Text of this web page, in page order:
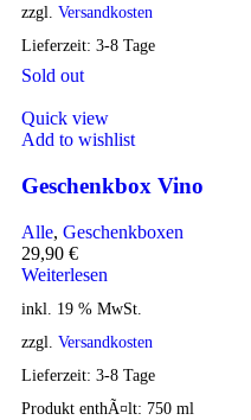
zzgl. Versandkosten
Lieferzeit: 3-8 Tage
Sold out
Quick view
Add to wishlist
Geschenkbox Vino
Alle, Geschenkboxen
29,90 €
Weiterlesen
inkl. 19 % MwSt.
zzgl. Versandkosten
Lieferzeit: 3-8 Tage
Produkt enthÃ¤lt: 750 ml